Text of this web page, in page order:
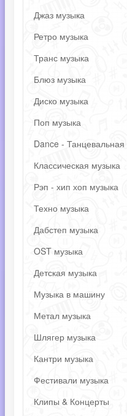
Джаз музыка
Ретро музыка
Транс музыка
Блюз музыка
Диско музыка
Поп музыка
Dance - Танцевальная
Классическая музыка
Рэп - хип хоп музыка
Техно музыка
Дабстеп музыка
OST музыка
Детская музыка
Музыка в машину
Метал музыка
Шлягер музыка
Кантри музыка
Фестивали музыка
Клипы & Концерты